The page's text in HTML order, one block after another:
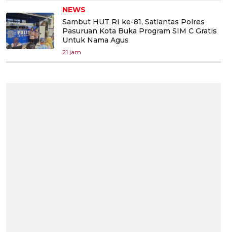
NEWS
Sambut HUT RI ke-81, Satlantas Polres
Pasuruan Kota Buka Program SIM C Gratis
Untuk Nama Agus
21 jam